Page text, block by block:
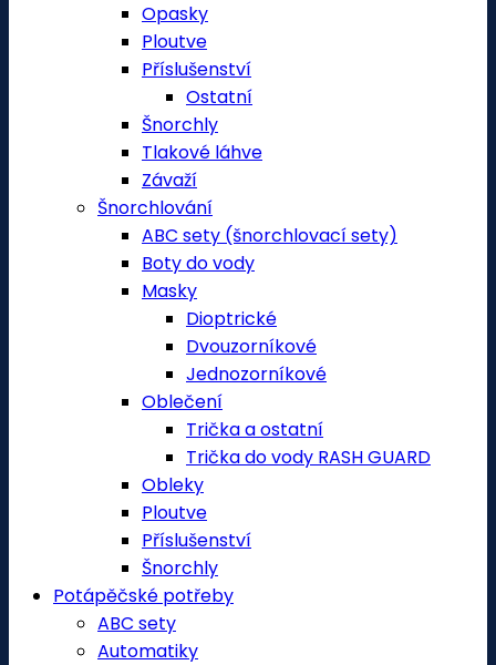
Opasky
Ploutve
Příslušenství
Ostatní
Šnorchly
Tlakové láhve
Závaží
Šnorchlování
ABC sety (šnorchlovací sety)
Boty do vody
Masky
Dioptrické
Dvouzorníkové
Jednozorníkové
Oblečení
Trička a ostatní
Trička do vody RASH GUARD
Obleky
Ploutve
Příslušenství
Šnorchly
Potápěčské potřeby
ABC sety
Automatiky